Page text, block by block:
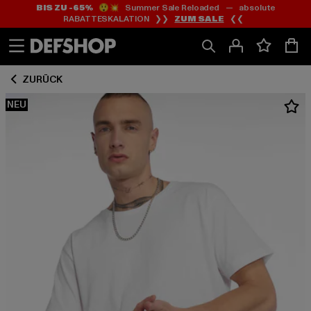
Zum
Inhalt
springen
Zum
Fußzeile
springen
BIS ZU -65%😲💥 Summer Sale Reloaded — absolute
RABATTESKALATION ❯❯ ZUM SALE ❮❮
ZURÜCK
NEU